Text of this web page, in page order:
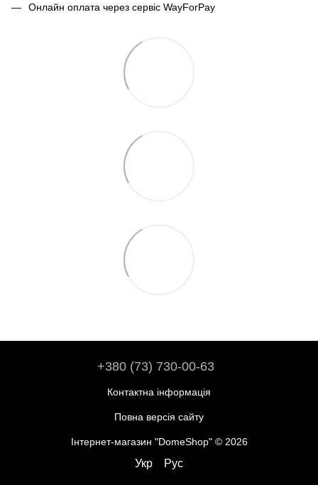
Онлайн оплата через сервіс WayForPay
+380 (73) 730-00-63
Контактна інформація
Повна версія сайту
Інтернет-магазин "DomeShop" © 2026
Укр Рус